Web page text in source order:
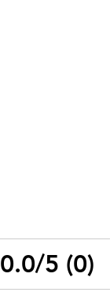
0.0/5 (0)